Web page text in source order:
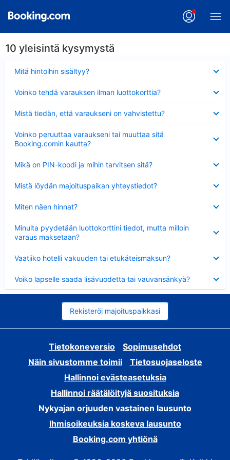
10 yleisintä kysymystä
Mitä hintoihin sisältyy?
Voinko tehdä varauksen ilman luottokorttia?
Mistä tiedän, että varaukseni on vahvistettu?
Voinko peruuttaa varaukseni tai muuttaa sitä
Booking.comin kautta?
Mikä on PIN-koodi ja mihin tarvitsen sitä?
Mistä löydän majoituspaikan yhteystiedot?
Miten näen hinnat?
Minulta pyydetään luottokorttini tiedot, mutta milloin
varaus maksetaan?
Vaatiiko hotelli vakuuden tai etukäteismaksun?
Voiko lapselle saada lisävuodetta tai vauvansänkyä?
Rekisteröi majoituspaikkasi
Tietokoneversio
Sopimusehdot
Näin sivustomme toimii
Tietosuojaseloste
Hallinnoi evästeasetuksia
Hallinnoi räätälöityjä suosituksia
Nykyajan orjuuden vastainen lausunto
Ihmisoikeuksia koskeva lausunto
Booking.com yhtiönä